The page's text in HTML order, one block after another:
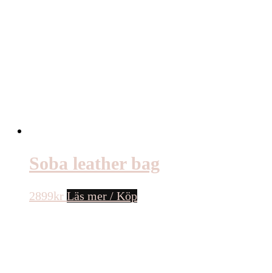
Soba leather bag
2899kr Läs mer / Köp